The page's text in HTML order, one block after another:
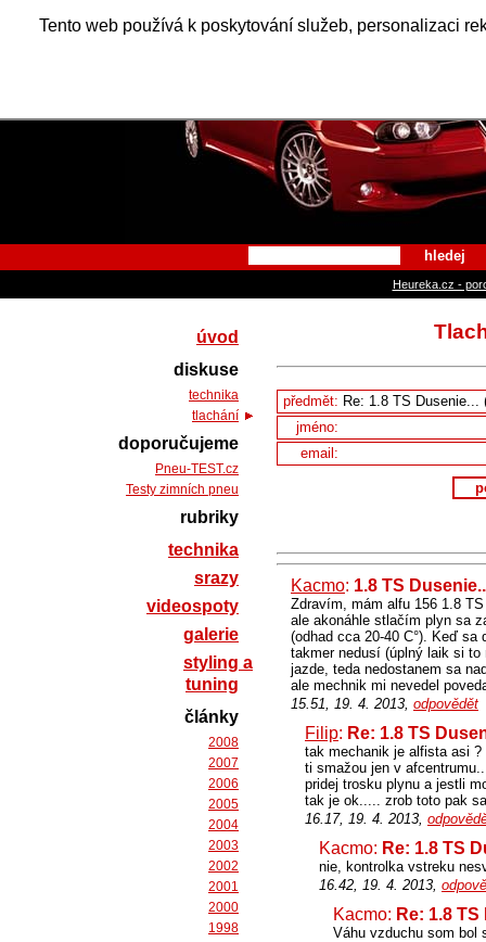
Tento web používá k poskytování služeb, personalizaci
Alfa
hledej
Heureka.cz -
předmět:
jméno:
email:
Kacmo: 1.8 TS
Zdravím, mám alfu 156 1.8
ale akonáhle stlačím plyn sa
(odhad cca 20-40 C°). Keď
takmer nedusí (úplný laik si to
jazde, teda nedostanem sa
ale mechnik mi nevedel
15.51, 19. 4. 2013, odpovědět
Filip: Re: 1.8 TS
tak mechanik je alfista asi
ti smažou jen v
pridej trosku plynu a jestli
tak je ok..... zrob toto pak
16.17, 19. 4. 2013,
Kacmo: Re: 1.8 TS
nie, kontrolka vstreku
16.42, 19. 4. 2013,
Kacmo: Re: 1.8
Váhu vzduchu som bol
úvod
diskuse
technika
tlachání
doporučujeme
Pneu-TEST.cz
Testy zimních pneu
rubriky
technika
srazy
videospoty
galerie
styling a
tuning
články
2008
2007
2006
2005
2004
2003
2002
2001
2000
1998